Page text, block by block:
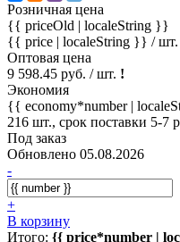
Розничная цена
{{ priceOld | localeString }}
{{ price | localeString }} / шт.
Оптовая цена
9 598.45 руб. / шт. !
Экономия
{{ economy*number |
216 шт., срок поставки 5-7
Под заказ
Обновлено 05.08.2026
-
+
В корзину
Итого: {{ price*number |